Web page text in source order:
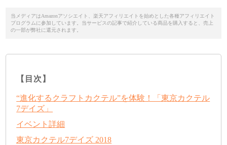
当メディアはAmazonアソシエイト、楽天アフィリエイトを始めとした各種アフィリエイト
プログラムに参加しています。当サービスの記事で紹介している商品を購入すると、売上
の一部が弊社に還元されます。
【目次】
“進化するクラフトカクテル”を体験！「東京カクテル
7デイズ」
イベント詳細
東京カクテル7デイズ 2018